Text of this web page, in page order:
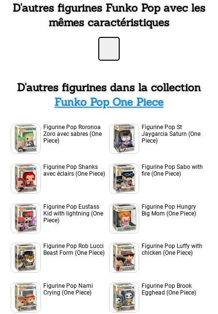
D'autres figurines Funko Pop avec les
mêmes caractéristiques
D'autres figurines dans la collection
Funko Pop One Piece
Figurine Pop Roronoa
Zoro avec sabres (One
Piece)
Figurine Pop St
Jaygarcia Saturn (One
Piece)
Figurine Pop Shanks
avec éclairs (One Piece)
Figurine Pop Sabo with
fire (One Piece)
Figurine Pop Eustass
Kid with lightning (One
Piece)
Figurine Pop Hungry
Big Mom (One Piece)
Figurine Pop Rob Lucci
Beast Form (One Piece)
Figurine Pop Luffy with
chicken (One Piece)
Figurine Pop Nami
Crying (One Piece)
Figurine Pop Brook
Egghead (One Piece)